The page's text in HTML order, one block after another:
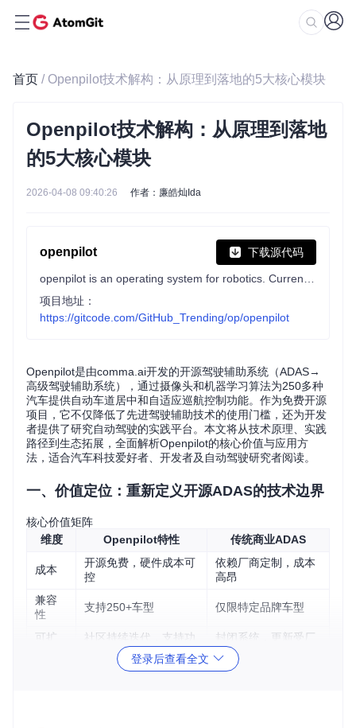
首页 / Openpilot技术解构：从原理到落地的5大核心模块
Openpilot技术解构：从原理到落地
的5大核心模块
2026-04-08 09:40:26 作者：廉皓灿Ida
openpilot 下载源代码
项目地址：
https://gitcode.com/GitHub_Trending/op/openpilot
Openpilot是由comma.ai开发的开源驾驶辅助系统（ADAS→
高级驾驶辅助系统），通过摄像头和机器学习算法为250多种
汽车提供自动车道居中和自适应巡航控制功能。作为免费开源
项目，它不仅降低了先进驾驶辅助技术的使用门槛，还为开发
者提供了研究自动驾驶的实践平台。本文将从技术原理、实践
路径到生态拓展，全面解析Openpilot的核心价值与应用方
法，适合汽车科技爱好者、开发者及自动驾驶研究者阅读。
一、价值定位：重新定义开源ADAS的技术边界
核心价值矩阵
维度
Openpilot特性 传统商业ADAS
成本
开源免费，硬件成本可
控
依赖厂商定制，成本
高昂
兼容
性
支持250+车型 仅限特定品牌车型
可扩
社区持续迭代，支持功
封闭系统，更新受厂
商限制
全代码开源，算法可审
黑盒系统，技术细节
登录后查看全文